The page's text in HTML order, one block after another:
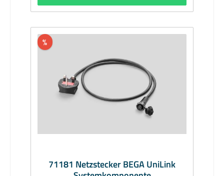
%
71181 Netzstecker BEGA UniLink